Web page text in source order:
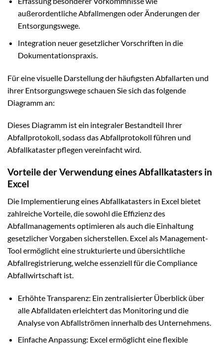
außerordentliche Abfallmengen oder Änderungen der
Entsorgungswege.
Integration neuer gesetzlicher Vorschriften in die
Dokumentationspraxis.
Für eine visuelle Darstellung der häufigsten Abfallarten und
ihrer Entsorgungswege schauen Sie sich das folgende
Diagramm an:
Dieses Diagramm ist ein integraler Bestandteil Ihrer
Abfallprotokoll, sodass das Abfallprotokoll führen und
Abfallkataster pflegen vereinfacht wird.
Vorteile der Verwendung eines Abfallkatasters in
Excel
Die Implementierung eines Abfallkatasters in Excel bietet
zahlreiche Vorteile, die sowohl die Effizienz des
Abfallmanagements optimieren als auch die Einhaltung
gesetzlicher Vorgaben sicherstellen. Excel als Management-
Tool ermöglicht eine strukturierte und übersichtliche
Abfallregistrierung, welche essenziell für die Compliance
Abfallwirtschaft ist.
Erhöhte Transparenz: Ein zentralisierter Überblick über
alle Abfalldaten erleichtert das Monitoring und die
Analyse von Abfallströmen innerhalb des Unternehmens.
Einfache Anpassung: Excel ermöglicht eine flexible